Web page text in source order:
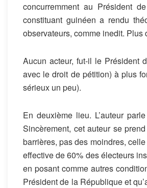
concurremment au Président
constituant guinéen a rendu
observateurs, comme inedit. Plus
Aucun acteur, fut-il le Président
avec le droit de pétition) à plus
sérieux un peu).
En deuxième lieu. L’auteur
Sincèrement, cet auteur se
barrières, pas des moindres,
effective de 60% des électeurs
en posant comme autres
Président de la République et